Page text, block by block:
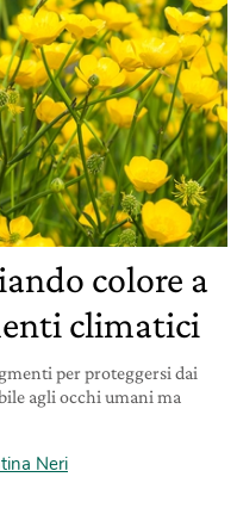
colore a
climatici
per proteggersi dai
agli occhi umani ma
Neri